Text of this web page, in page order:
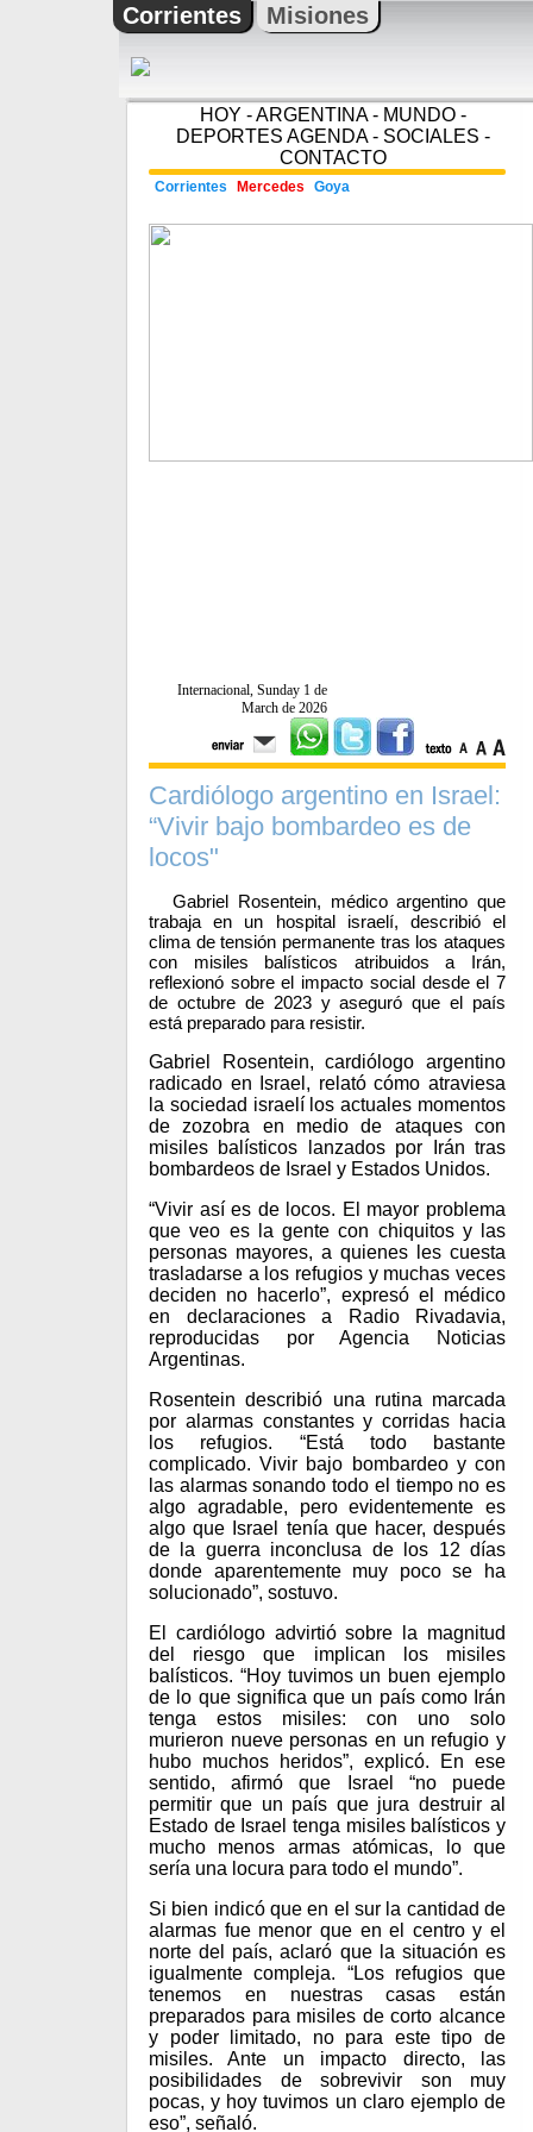
Corrientes Misiones
HOY -ARGENTINA- MUNDO -
DEPORTES AGENDA- SOCIALES -
CONTACTO
Corrientes Mercedes Goya
Internacional, Sunday 1 de
March de 2026
Cardiólogo argentino en Israel:
“Vivir bajo bombardeo es de
locos"
Gabriel Rosentein, médico argentino que
trabaja en un hospital israelí, describió el
clima de tensión permanente tras los ataques
con misiles balísticos atribuidos a Irán,
reflexionó sobre el impacto social desde el 7
de octubre de 2023 y aseguró que el país
está preparado para resistir.
Gabriel Rosentein, cardiólogo argentino
radicado en Israel, relató cómo atraviesa
la sociedad israelí los actuales momentos
de zozobra en medio de ataques con
misiles balísticos lanzados por Irán tras
bombardeos de Israel y Estados Unidos.
“Vivir así es de locos. El mayor problema
que veo es la gente con chiquitos y las
personas mayores, a quienes les cuesta
trasladarse a los refugios y muchas veces
deciden no hacerlo”, expresó el médico
en declaraciones a Radio Rivadavia,
reproducidas por Agencia Noticias
Argentinas.
Rosentein describió una rutina marcada
por alarmas constantes y corridas hacia
los refugios. “Está todo bastante
complicado. Vivir bajo bombardeo y con
las alarmas sonando todo el tiempo no es
algo agradable, pero evidentemente es
algo que Israel tenía que hacer, después
de la guerra inconclusa de los 12 días
donde aparentemente muy poco se ha
solucionado”, sostuvo.
El cardiólogo advirtió sobre la magnitud
del riesgo que implican los misiles
balísticos. “Hoy tuvimos un buen ejemplo
de lo que significa que un país como Irán
tenga estos misiles: con uno solo
murieron nueve personas en un refugio y
hubo muchos heridos”, explicó. En ese
sentido, afirmó que Israel “no puede
permitir que un país que jura destruir al
Estado de Israel tenga misiles balísticos y
mucho menos armas atómicas, lo que
sería una locura para todo el mundo”.
Si bien indicó que en el sur la cantidad de
alarmas fue menor que en el centro y el
norte del país, aclaró que la situación es
igualmente compleja. “Los refugios que
tenemos en nuestras casas están
preparados para misiles de corto alcance
y poder limitado, no para este tipo de
misiles. Ante un impacto directo, las
posibilidades de sobrevivir son muy
pocas, y hoy tuvimos un claro ejemplo de
eso”, señaló.